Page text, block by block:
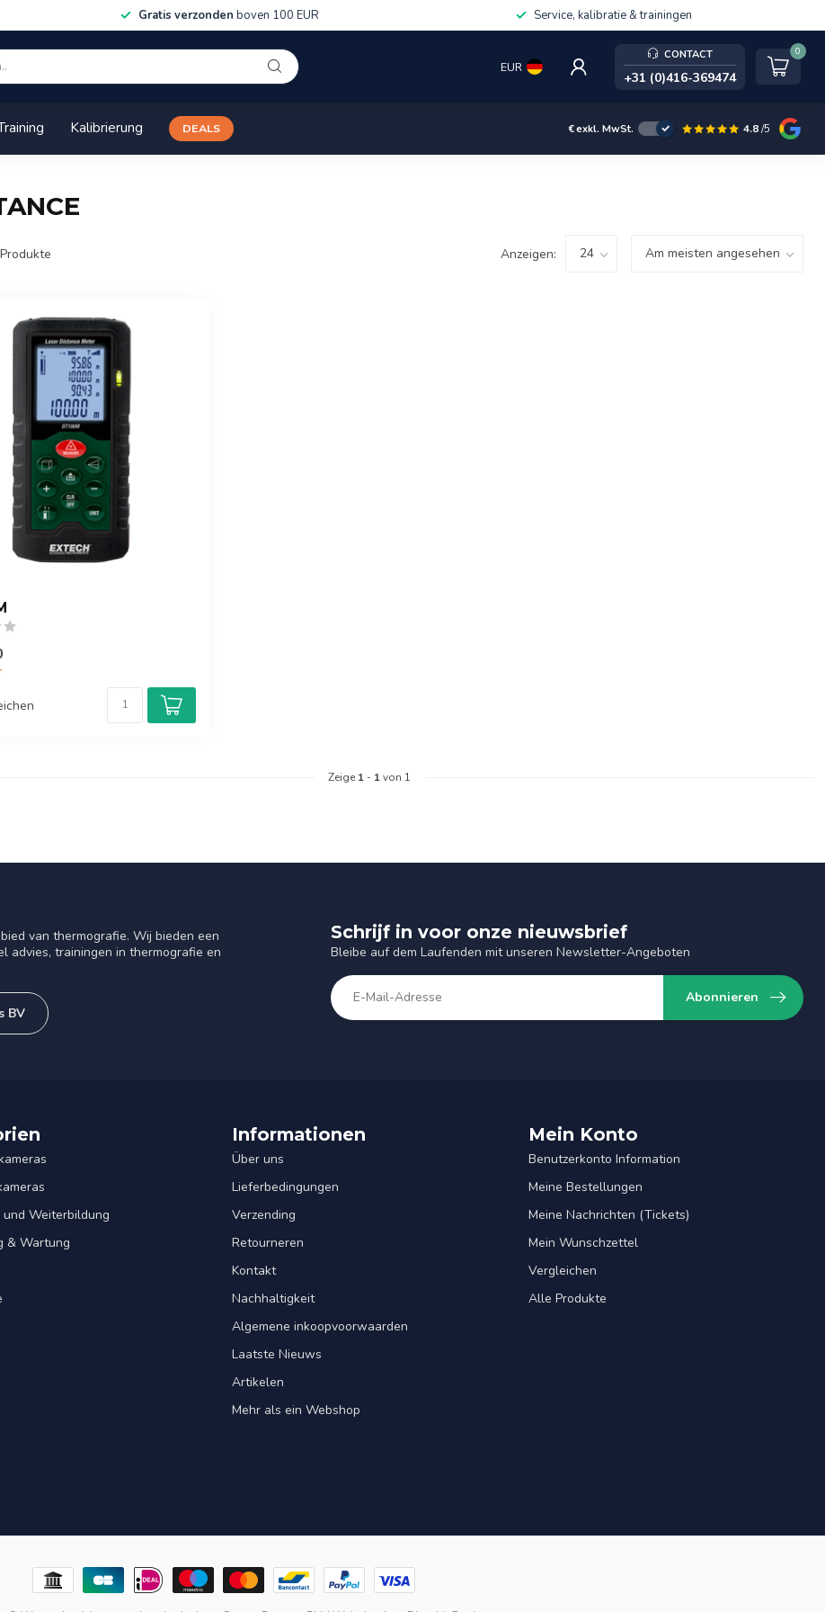
Gratis verzonden boven 100 EUR Service, kalibratie & trainingen
EUR
CONTACT
+31 (0)416-369474
0
Kalibrierung DEALS €exkl. MwSt. 4.8/5
Produkte Anzeigen:
Zeige 1 - 1von 1
van thermografie. Wij bieden een
advies, trainingen in thermografie en
BV
Schrijf in voor onze nieuwsbrief
Bleibe auf dem Laufenden mit unseren Newsletter-Angeboten
Abonnieren
Weiterbildung
& Wartung
Informationen
Über uns
Lieferbedingungen
Verzending
Retourneren
Kontakt
Nachhaltigkeit
Algemene inkoopvoorwaarden
Laatste Nieuws
Artikelen
Mehr als ein Webshop
Mein Konto
Benutzerkonto Information
Meine Bestellungen
Meine Nachrichten (Tickets)
Mein Wunschzettel
Vergleichen
Alle Produkte